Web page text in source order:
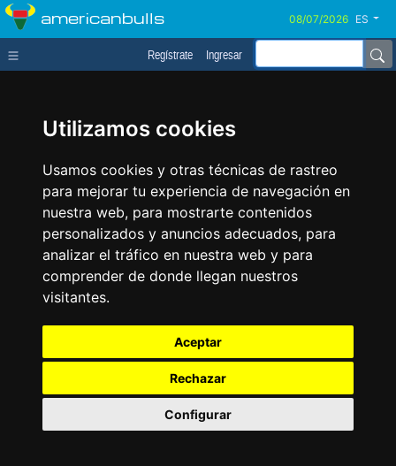
Utilizamos cookies
Usamos cookies y otras técnicas de rastreo
para mejorar tu experiencia de navegación en
nuestra web, para mostrarte contenidos
personalizados y anuncios adecuados, para
analizar el tráfico en nuestra web y para
comprender de donde llegan nuestros
visitantes.
Aceptar
Rechazar
Configurar
americanbulls ES
Regístrate Ingresar